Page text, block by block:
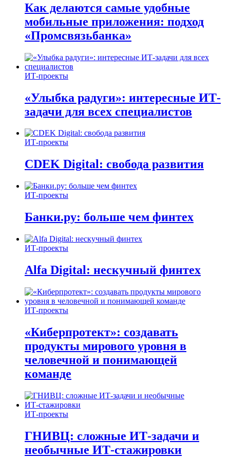
Как делаются самые удобные
мобильные приложения: подход
«Промсвязьбанка»
ИТ-проекты
«Улыбка радуги»: интересные ИТ-
задачи для всех специалистов
ИТ-проекты
CDEK Digital: свобода развития
ИТ-проекты
Банки.ру: больше чем финтех
ИТ-проекты
Alfa Digital: нескучный финтех
ИТ-проекты
«Киберпротект»: создавать
продукты мирового уровня в
человечной и понимающей
команде
ИТ-проекты
ГНИВЦ: сложные ИТ‑задачи и
необычные ИТ‑стажировки